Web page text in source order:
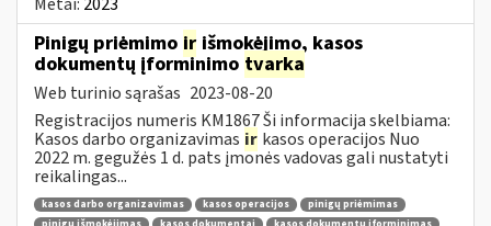
Pinigų priėmimo ir išmokėjimo, kasos
dokumentų įforminimo tvarka
Web turinio sąrašas 2023-08-20
Registracijos numeris KM1867 Ši informacija skelbiama:
Kasos darbo organizavimas ir kasos operacijos Nuo
2022 m. gegužės 1 d. pats įmonės vadovas gali nustatyti
reikalingas...
kasos darbo organizavimas kasos operacijos
pinigų priėmimas